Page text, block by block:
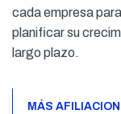
cada empresa
planificar su
largo plazo.
MÁS